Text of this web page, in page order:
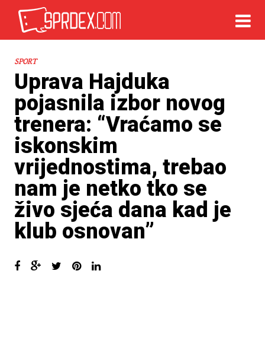
SPORT
Uprava Hajduka
pojasnila izbor novog
trenera: “Vraćamo se
iskonskim
vrijednostima, trebao
nam je netko tko se
živo sjeća dana kad je
klub osnovan”